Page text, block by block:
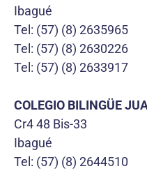
Ibagué
Tel: (57) (8) 2635965
Tel: (57) (8) 2630226
Tel: (57) (8) 2633917
COLEGIO BILINGÜE
Cr4 48 Bis-33
Ibagué
Tel: (57) (8) 2644510